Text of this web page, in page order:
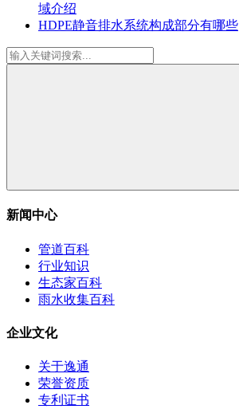
域介绍
HDPE静音排水系统构成部分有哪些
新闻中心
管道百科
行业知识
生态家百科
雨水收集百科
企业文化
关于逸通
荣誉资质
专利证书